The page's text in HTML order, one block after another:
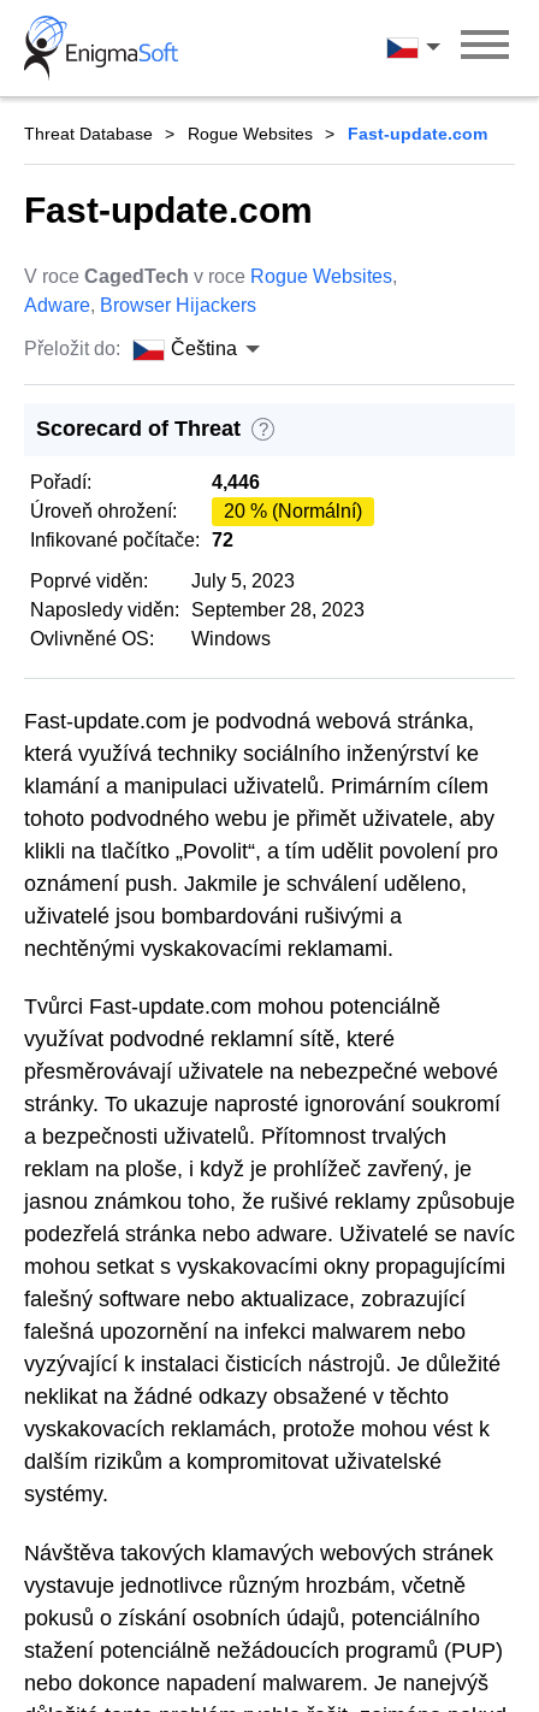
Skip
content
Čeština
Threat Database Rogue Websites Fast-update.com
Fast-update.com
V roce CagedTech v roce Rogue Websites,
Adware, Browser Hijackers
Přeložit do: Čeština
Scorecard of Threat ?
Pořadí:
4,446
Úroveň ohrožení:
20 % (Normální)
Infikované počítače:
72
Poprvé viděn:
July 5, 2023
Naposledy viděn:
September 28, 2023
Ovlivněné OS:
Windows
Fast-update.com je podvodná webová stránka,
která využívá techniky sociálního inženýrství ke
klamání a manipulaci uživatelů. Primárním cílem
tohoto podvodného webu je přimět uživatele, aby
klikli na tlačítko „Povolit“, a tím udělit povolení pro
oznámení push. Jakmile je schválení uděleno,
uživatelé jsou bombardováni rušivými a
nechtěnými vyskakovacími reklamami.
Tvůrci Fast-update.com mohou potenciálně
využívat podvodné reklamní sítě, které
přesměrovávají uživatele na nebezpečné webové
stránky. To ukazuje naprosté ignorování soukromí
a bezpečnosti uživatelů. Přítomnost trvalých
reklam na ploše, i když je prohlížeč zavřený, je
jasnou známkou toho, že rušivé reklamy způsobuje
podezřelá stránka nebo adware. Uživatelé se navíc
mohou setkat s vyskakovacími okny propagujícími
falešný software nebo aktualizace, zobrazující
falešná upozornění na infekci malwarem nebo
vyzývající k instalaci čisticích nástrojů. Je důležité
neklikat na žádné odkazy obsažené v těchto
vyskakovacích reklamách, protože mohou vést k
dalším rizikům a kompromitovat uživatelské
systémy.
Návštěva takových klamavých webových stránek
vystavuje jednotlivce různým hrozbám, včetně
pokusů o získání osobních údajů, potenciálního
stažení potenciálně nežádoucích programů (PUP)
nebo dokonce napadení malwarem. Je nanejvýš